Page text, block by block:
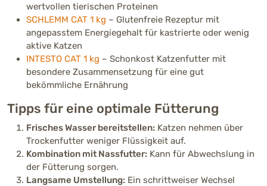
wertvollen tierischen Proteinen
SCHLEMM CAT 1 kg – Glutenfreie Rezeptur mit
angepasstem Energiegehalt für kastrierte oder wenig
aktive Katzen
INTESTO CAT 1 kg – Schonkost Katzenfutter mit
besondere Zusammensetzung für eine gut
bekömmliche Ernährung
Tipps für eine optimale Fütterung
Frisches Wasser bereitstellen: Katzen nehmen über
Trockenfutter weniger Flüssigkeit auf.
Kombination mit Nassfutter: Kann für Abwechslung in
der Fütterung sorgen.
Langsame Umstellung: Ein schrittweiser Wechsel